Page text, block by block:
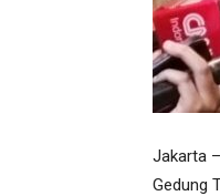
Jakarta
Gedung